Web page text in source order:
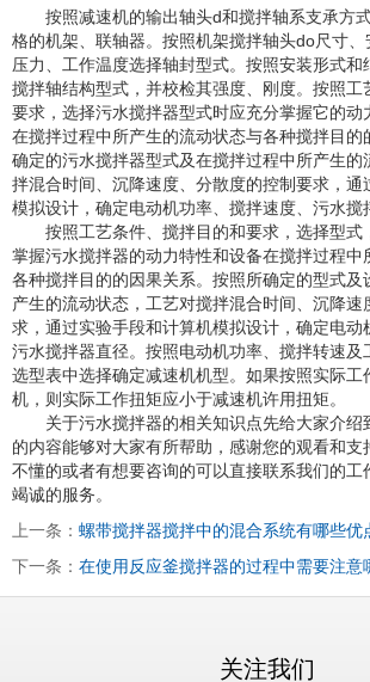
按照减速机的输出轴头d和搅拌轴系支承方
格的机架、联轴器。按照机架搅拌轴头do尺寸
压力、工作温度选择轴封型式。按照安装形式和
搅拌轴结构型式，并校检其强度、刚度。按照工
要求，选择污水搅拌器型式时应充分掌握它的动
在搅拌过程中所产生的流动状态与各种搅拌目的
确定的污水搅拌器型式及在搅拌过程中所产生的
拌混合时间、沉降速度、分散度的控制要求，通
模拟设计，确定电动机功率、搅拌速度、污水搅
按照工艺条件、搅拌目的和要求，选择型式
掌握污水搅拌器的动力特性和设备在搅拌过程中
各种搅拌目的的因果关系。按照所确定的型式及
产生的流动状态，工艺对搅拌混合时间、沉降速
求，通过实验手段和计算机模拟设计，确定电动
污水搅拌器直径。按照电动机功率、搅拌转速及
选型表中选择确定减速机机型。如果按照实际工
机，则实际工作扭矩应小于减速机许用扭矩。
关于污水搅拌器的相关知识点先给大家介绍
的内容能够对大家有所帮助，感谢您的观看和支
不懂的或者有想要咨询的可以直接联系我们的工
竭诚的服务。
上一条： 螺带搅拌器搅拌中的混合系统有哪些优
下一条： 在使用反应釜搅拌器的过程中需要注意
关注我们